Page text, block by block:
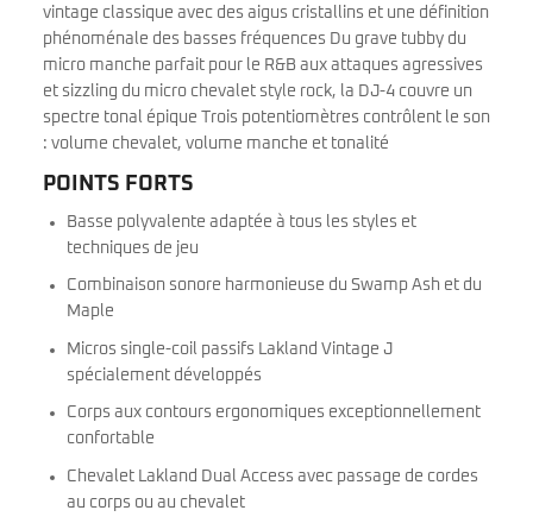
vintage classique avec des aigus cristallins et une définition
phénoménale des basses fréquences Du grave tubby du
micro manche parfait pour le R&B aux attaques agressives
et sizzling du micro chevalet style rock, la DJ-4 couvre un
spectre tonal épique Trois potentiomètres contrôlent le son
: volume chevalet, volume manche et tonalité
POINTS FORTS
Basse polyvalente adaptée à tous les styles et
techniques de jeu
Combinaison sonore harmonieuse du Swamp Ash et du
Maple
Micros single-coil passifs Lakland Vintage J
spécialement développés
Corps aux contours ergonomiques exceptionnellement
confortable
Chevalet Lakland Dual Access avec passage de cordes
au corps ou au chevalet